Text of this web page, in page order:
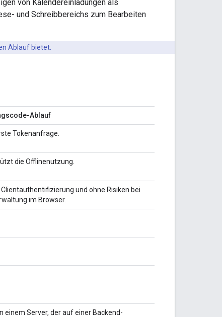
von Kalendereinladungen als
und Schreibbereichs zum Bearbeiten
Ablauf bietet.
Ablauf
Tokenanfrage.
die Offlinenutzung.
und ohne Risiken bei
im Browser.
einem Server, der auf einer Backend-